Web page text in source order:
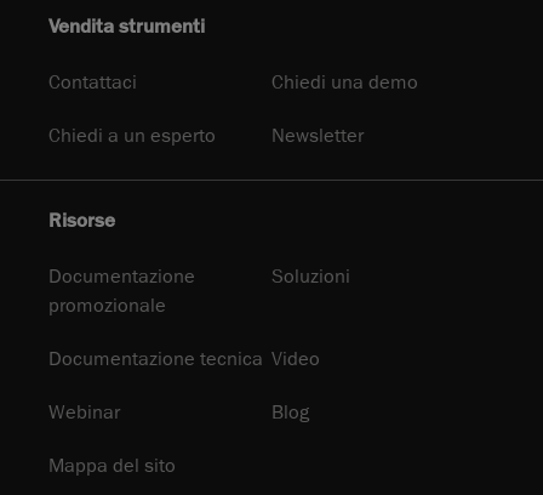
Vendita strumenti
Contattaci Chiedi una demo
Chiedi a un esperto Newsletter
Risorse
Documentazione
promozionale
Soluzioni
Documentazione tecnica Video
Webinar Blog
Mappa del sito